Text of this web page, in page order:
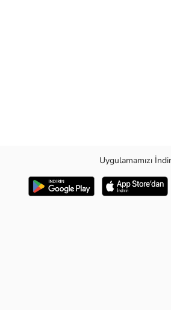
Uygulamamızı